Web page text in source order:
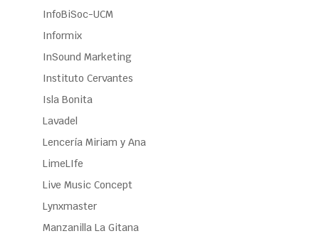
InfoBiSoc-UCM
Informix
InSound Marketing
Instituto Cervantes
Isla Bonita
Lavadel
Lencería Miriam y Ana
LimeLIfe
Live Music Concept
Lynxmaster
Manzanilla La Gitana